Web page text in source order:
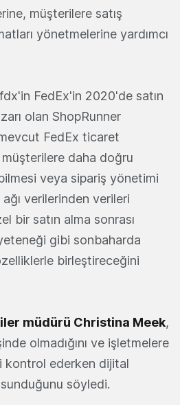
müşterilere satış
yönetmelerine yardımcı
FedEx'in 2020'de satın
olan ShopRunner
FedEx ticaret
müşterilere daha doğru
veya sipariş yönetimi
verilerinden verileri
bir satın alma sonrası
gibi sonbaharda
birleştireceğini
müdürü Christina Meek,
olmadığını ve işletmelere
kontrol ederken dijital
söyledi.